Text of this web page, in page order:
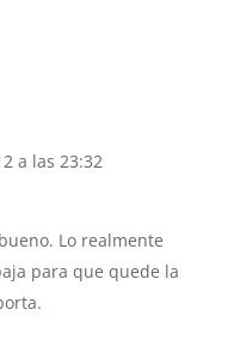
a las 23:32
Lo realmente
para que quede la